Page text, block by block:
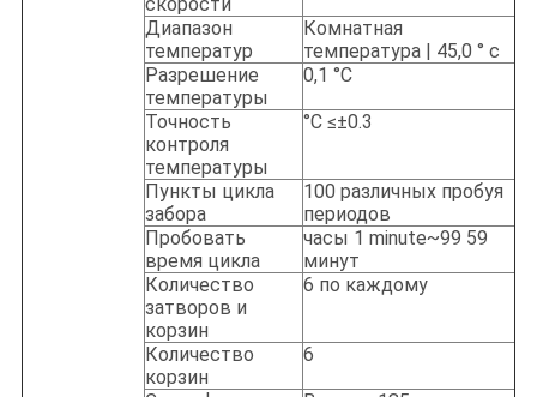
скорости
Диапазон
температур
Комнатная
температура | 45,0 ° c
Разрешение
температуры
0,1 °C
Точность
контроля
температуры
°C ≤±0.3
Пункты цикла
забора
100 различных пробуя
периодов
Пробовать
время цикла
часы 1 minute~99 59
минут
Количество
затворов и
корзин
6 по каждому
Количество
корзин
6